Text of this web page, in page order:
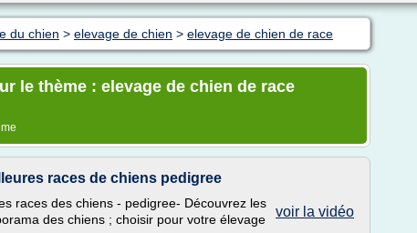
du chien > elevage de chien > elevage de chien de race
le thème : elevage de chien de race
races de chiens pedigree
voir la vidéo
races des chiens - pedigree- Découvrez les
des chiens ; choisir pour votre élevage